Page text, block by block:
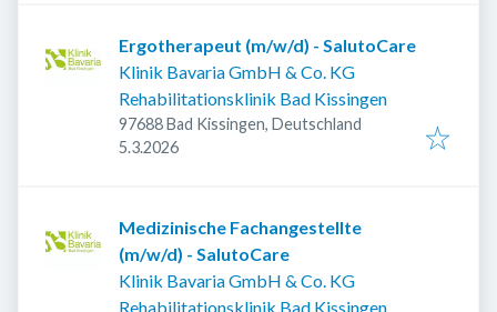
Ergotherapeut (m/w/d) - SalutoCare
Klinik Bavaria GmbH & Co. KG
Rehabilitationsklinik Bad Kissingen
97688 Bad Kissingen, Deutschland
Veröffentlicht
5.3.2026
Medizinische Fachangestellte
(m/w/d) - SalutoCare
Klinik Bavaria GmbH & Co. KG
Rehabilitationsklinik Bad Kissingen